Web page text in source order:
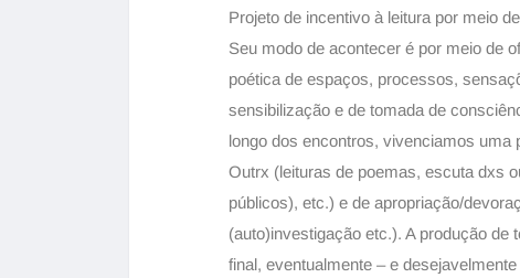
Projeto de incentivo à leitura por meio
Seu modo de acontecer é por meio de
poética de espaços, processos,
sensibilização e de tomada de
longo dos encontros, vivenciamos uma
Outrx (leituras de poemas, escuta dxs
públicos), etc.) e de apropriação/
(auto)investigação etc.). A produção
final, eventualmente – e